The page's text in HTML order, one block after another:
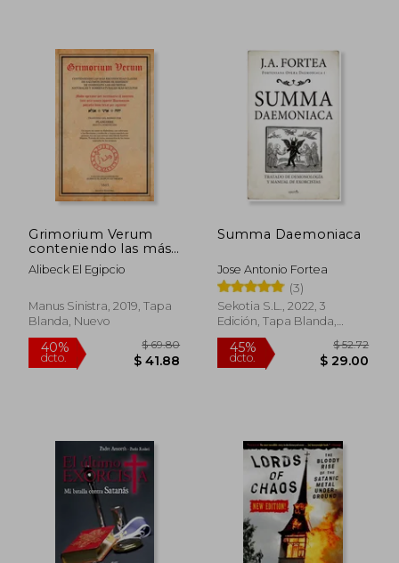
45%
dcto.
45%
dcto.
Grimorium Verum
conteniendo las más
reconocidas claves de
Salomón donde se
los secretos naturales
y sobrenaturales más
Alibeck El Egipcio
Manus Sinistra, 2019, Tapa
Blanda, Nuevo
Summa Daemoniaca
Jose Antonio Fortea
(3)
Sekotia S.L., 2022, 3
Edición, Tapa Blanda,
Nuevo
45%
dcto.